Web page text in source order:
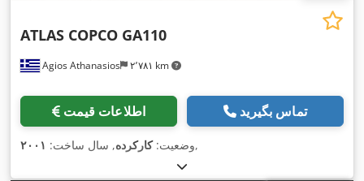
Agios Athanasios ۲٬۷۸۱ km
ATLAS COPCO GA110
اطلاعات قیمت تماس بگیرید
وضعیت:کارکرده, سال ساخت: ۲۰۰۱ ,